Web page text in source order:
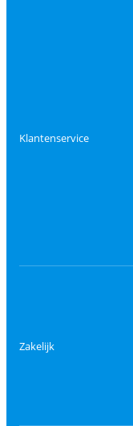
Klantenservice
Zakelijk